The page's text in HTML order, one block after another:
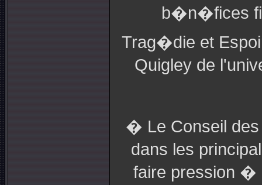
b�n�fices
Trag�die et
Quigley de
� Le Conseil
dans les
faire pression �